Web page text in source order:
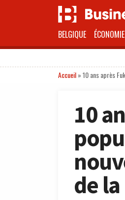
BELGIQUE ÉCONOMIE
Accueil»10 ans après
10
de